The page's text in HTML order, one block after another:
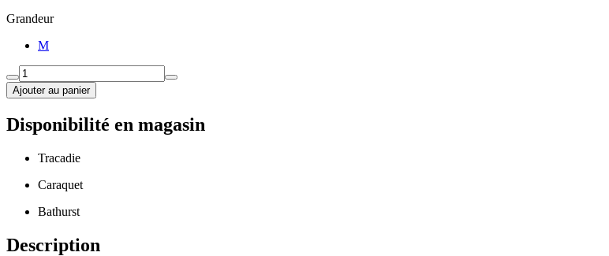
Grandeur
M
Ajouter au panier
Disponibilité en magasin
Tracadie
Caraquet
Bathurst
Description